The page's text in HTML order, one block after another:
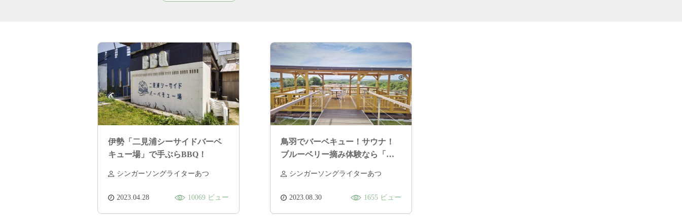
伊勢「二見浦シーサイドバーベ
キュー場」で手ぶらBBQ！
シンガーソングライターあつ
2023.04.28 10069 ビュー
鳥羽でバーベキュー！サウナ！
ブルーベリー摘み体験なら「み
シンガーソングライターあつ
2023.08.30 1655 ビュー